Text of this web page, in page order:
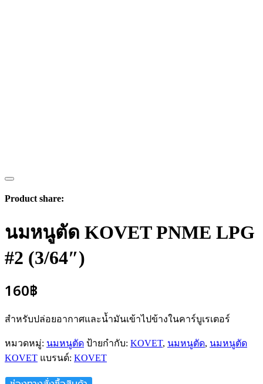
Product share:
นมหนูตัด KOVET PNME LPG
#2 (3/64″)
160฿
สำหรับปล่อยอากาศและน้ำมันเข้าไปข้างในคาร์บูเรเตอร์
หมวดหมู่: นมหนูตัด ป้ายกำกับ: KOVET, นมหนูตัด, นมหนูตัด
KOVET แบรนด์: KOVET